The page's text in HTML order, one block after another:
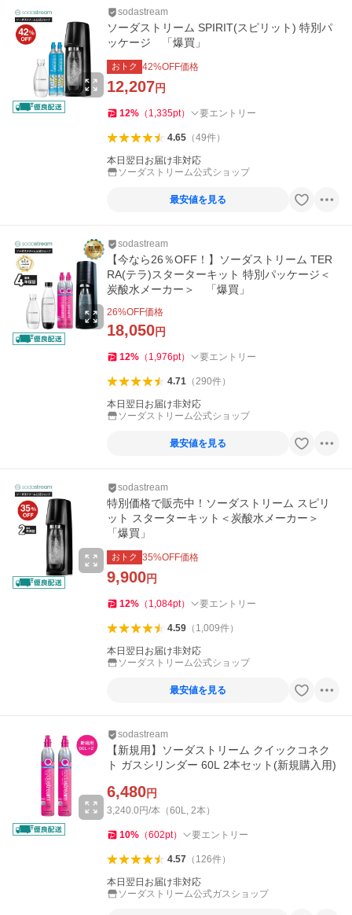
sodastream
ソーダストリーム SPIRIT(スピリット) 特別パ
ッケージ 「爆買」
おトク 42%OFF価格
12,207円
12% （ 1,335pt） 要エントリー
4.65（49件）
本日翌日お届け非対応
ソーダストリーム公式ショップ
最安値を見る
sodastream
【今なら26％OFF！】ソーダストリーム TER
RA(テラ)スターターキット 特別パッケージ＜
炭酸水メーカー＞ 「爆買」
26%OFF価格
18,050円
12% （ 1,976pt） 要エントリー
4.71（290件）
本日翌日お届け非対応
ソーダストリーム公式ショップ
最安値を見る
sodastream
特別価格で販売中！ソーダストリーム スピリ
ット スターターキット＜炭酸水メーカー＞
「爆買」
おトク 35%OFF価格
9,900円
12% （ 1,084pt） 要エントリー
4.59（ 1,009件）
本日翌日お届け非対応
ソーダストリーム公式ショップ
最安値を見る
sodastream
【新規用】ソーダストリーム クイックコネク
ト ガスシリンダー 60L 2本セット(新規購入用)
6,480円
3,240.0円/本（60L, 2本）
10% （602pt） 要エントリー
4.57（ 126件）
本日翌日お届け非対応
ソーダストリーム公式ガスショップ